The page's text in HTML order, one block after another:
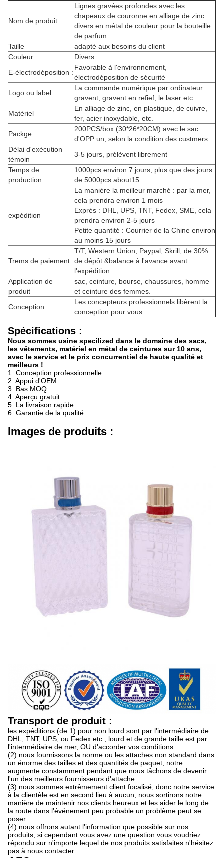
Nom de produit :
Lignes gravées profondes avec les
chapeaux de couronne en alliage de zinc
divers en métal de couleur pour la bouteille
de parfum
Taille
adapté aux besoins du client
Couleur
Divers
E-électrodéposition :
Favorable à l'environnement,
électrodéposition de sécurité
Logo ou label
La commande numérique par ordinateur
gravent, gravent en refief, le laser etc.
Matériel
En alliage de zinc, en plastique, de cuivre,
fer, acier inoxydable, etc.
Packge
200PCS/box (30*26*20CM) avec le sac
d'OPP un, selon la condition des custmers.
Délai d'exécution
témoin
3-5 jours, prélèvent librement
Temps de
production
1000pcs environ 7 jours, plus que des jours
de 5000pcs about15.
expédition
La manière la meilleur marché : par la mer,
cela prendra environ 1 mois
Exprès : DHL, UPS, TNT, Fedex, SME, cela
prendra environ 2-5 jours
Petite quantité : Courrier de la Chine environ
au moins 15 jours
Trems de paiement
T/T, Western Union, Paypal, Skrill, de 30%
de dépôt &balance à l'avance avant
l'expédition
Application de
produit
sac, ceinture, bourse, chaussures, homme
et ceinture des femmes.
Conception :
Les concepteurs professionnels libèrent la
conception pour vous
Spécifications :
Nous sommes usine specilized dans le domaine des sacs,
les vêtements, matériel en métal de ceintures sur 10 ans,
avec le service et le prix concurrentiel de haute qualité et
meilleurs !
1. Conception professionnelle
2. Appui d'OEM
3. Bas MOQ
4. Aperçu gratuit
5. La livraison rapide
6. Garantie de la qualité
Images de produits :
Transport de produit :
les expéditions (de 1) pour non lourd sont par l'intermédiaire de
DHL, TNT, UPS, ou Fedex etc., lourd et de grande taille est par
l'intermédiaire de mer, OU d'accorder vos conditions.
(2) nous fournissons la norme ou les attaches non standard dans
un énorme des tailles et des quantités de paquet, notre
augmente constamment pendant que nous tâchons de devenir
l'un des meilleurs fournisseurs d'attache.
(3) nous sommes extrêmement client focalisé, donc notre service
à la clientèle est en second lieu à aucun, nous sortirons notre
manière de maintenir nos clients heureux et les aider le long de
la route dans l'événement peu probable un problème peut se
poser.
(4) nous offrons autant l'information que possible sur nos
produits, si cependant vous avez une question vous voudriez
répondu sur n'importe lequel de nos produits satisfaites n'hésitez
pas à nous contacter.